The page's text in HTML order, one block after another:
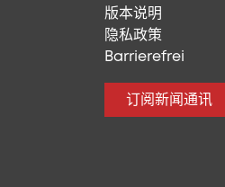
版本说明
隐私政策
Barrierefrei
订阅新闻通讯